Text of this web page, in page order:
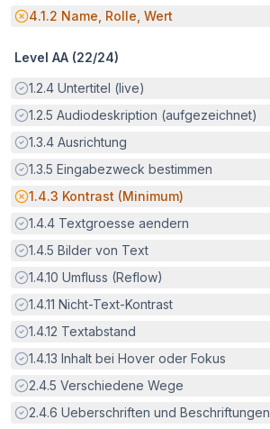
Potenzielle Barriere:
4.1.2 Name, Rolle, Wert
Level AA (22/24)
Erfüllt:
1.2.4 Untertitel (live)
Erfüllt:
1.2.5 Audiodeskription (aufgezeichnet)
Erfüllt:
1.3.4 Ausrichtung
Erfüllt:
1.3.5 Eingabezweck bestimmen
Potenzielle Barriere:
1.4.3 Kontrast (Minimum)
Erfüllt:
1.4.4 Textgroesse aendern
Erfüllt:
1.4.5 Bilder von Text
Erfüllt:
1.4.10 Umfluss (Reflow)
Erfüllt:
1.4.11 Nicht-Text-Kontrast
Erfüllt:
1.4.12 Textabstand
Erfüllt:
1.4.13 Inhalt bei Hover oder Fokus
Erfüllt:
2.4.5 Verschiedene Wege
Erfüllt:
2.4.6 Ueberschriften und Beschriftungen